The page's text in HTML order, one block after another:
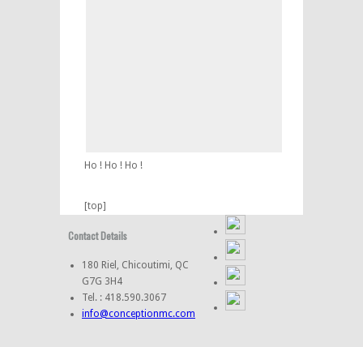
Ho ! Ho ! Ho !
[top]
Contact Details
180 Riel, Chicoutimi, QC
G7G 3H4
Tel. : 418.590.3067
info@conceptionmc.com